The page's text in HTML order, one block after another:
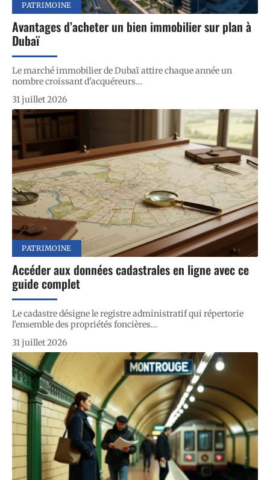
PATRIMOINE
Avantages d’acheter un bien immobilier sur plan à
Dubaï
Le marché immobilier de Dubaï attire chaque année un
nombre croissant d'acquéreurs…
31 juillet 2026
PATRIMOINE
Accéder aux données cadastrales en ligne avec ce
guide complet
Le cadastre désigne le registre administratif qui répertorie
l'ensemble des propriétés foncières…
31 juillet 2026